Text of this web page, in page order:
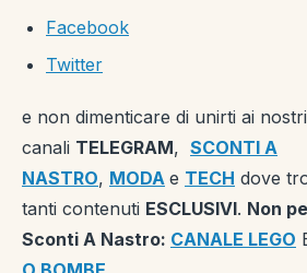
Facebook
Twitter
e non dimenticare di unirti ai nostri
canali TELEGRAM, SCONTI A
NASTRO, MODA e TECH dove
tanti contenuti ESCLUSIVI. Non
Sconti A Nastro: CANALE LEGO